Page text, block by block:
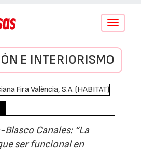
Conmutar
E INTERIORISMO
Blasco Canales: “La
ser funcional en